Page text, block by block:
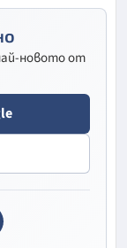
новото от